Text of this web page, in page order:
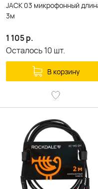
JACK 03 микрофонный
3м
1 105р.
Осталось 10 шт.
В корзину